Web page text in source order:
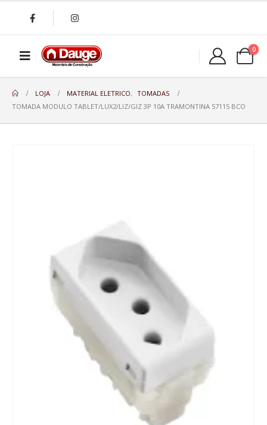
0
LOJA MATERIAL ELETRICO,
TOMADAS
TOMADA MODULO TABLET/LUX2/LIZ/GIZ 3P 10A TRAMONTINA 57115 BCO